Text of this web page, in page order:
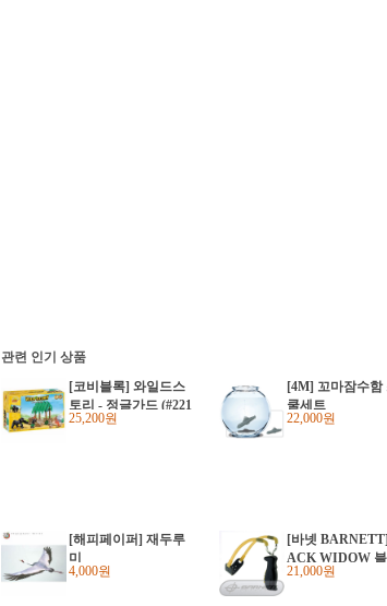
관련 인기 상품
[코비블록] 와일드스
토리 - 정글가드 (#221
00)
25,200원
[4M] 꼬마잠수함
쿨세트
22,000원
[해피페이퍼] 재두루
미
4,000원
[바넷
ACK WIDOW 블
위도우 슬링샷
21,000원